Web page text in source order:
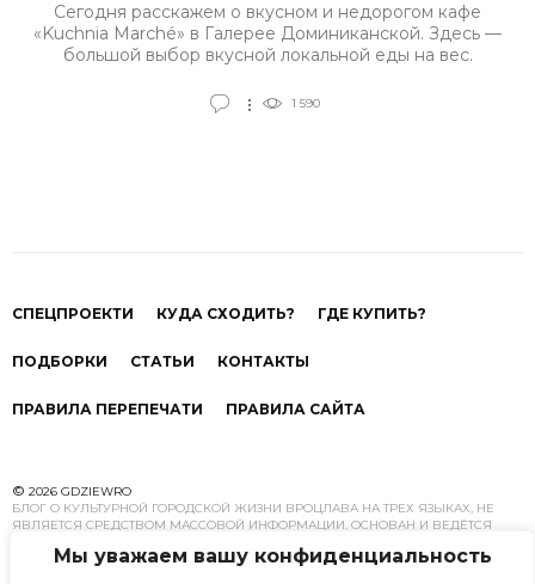
Мы уважаем вашу конфиденциальность
Сегодня расскажем о вкусном и недорогом кафе
«Kuchnia Marché» в Галерее Доминиканской. Здесь —
большой выбор вкусной локальной еды на вес.
1 590
СПЕЦПРОЕКТИ КУДА СХОДИТЬ? ГДЕ КУПИТЬ?
ПОДБОРКИ СТАТЬИ КОНТАКТЫ
ПРАВИЛА ПЕРЕПЕЧАТИ ПРАВИЛА САЙТА
© 2026 GDZIEWRO
БЛОГ О КУЛЬТУРНОЙ ГОРОДСКОЙ ЖИЗНИ ВРОЦЛАВА НА ТРЕХ ЯЗЫКАХ, НЕ
ЯВЛЯЕТСЯ СРЕДСТВОМ МАССОВОЙ ИНФОРМАЦИИ. ОСНОВАН И ВЕДЁТСЯ
ПЕРЕПЕЧАТКА МАТЕРИАЛОВ GDZIEWRO.COM РАЗРЕШЕНА ТОЛЬКО С